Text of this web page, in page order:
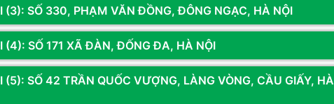
Thêm vào giỏ Thêm vào giỏ Còn hàng
(3): SỐ 330, PHẠM VĂN ĐỒNG, ĐÔNG NGẠC, HÀ NỘI
(4): SỐ 171 XÃ ĐÀN, ĐỐNG ĐA, HÀ NỘI
(5): SỐ 42 TRẦN QUỐC VƯỢNG, LÀNG VÒNG, CẦU GIẤY, HÀ